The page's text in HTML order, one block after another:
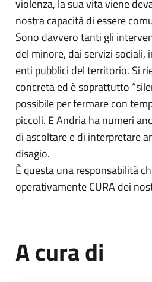
violenza, la sua vita viene
nostra capacità di essere
Sono davvero tanti gli
del minore, dai servizi
enti pubblici del territorio. Si
concreta ed è soprattutto
possibile per fermare con
piccoli. E Andria ha numeri
di ascoltare e di interpretare
disagio.
È questa una responsabilità
operativamente CURA dei
A cura di